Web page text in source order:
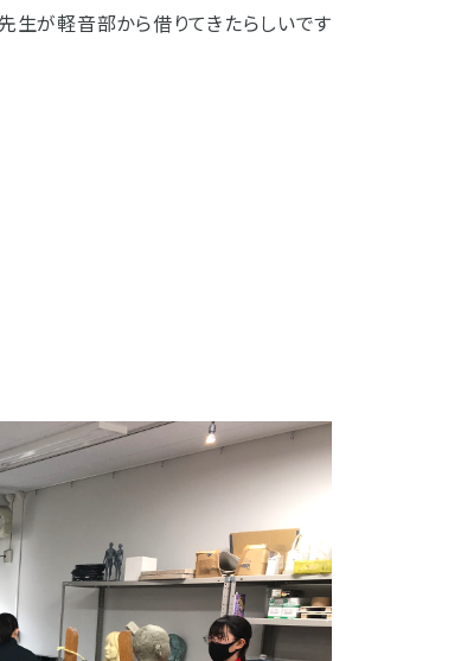
生が軽音部から借りてきたらしいです